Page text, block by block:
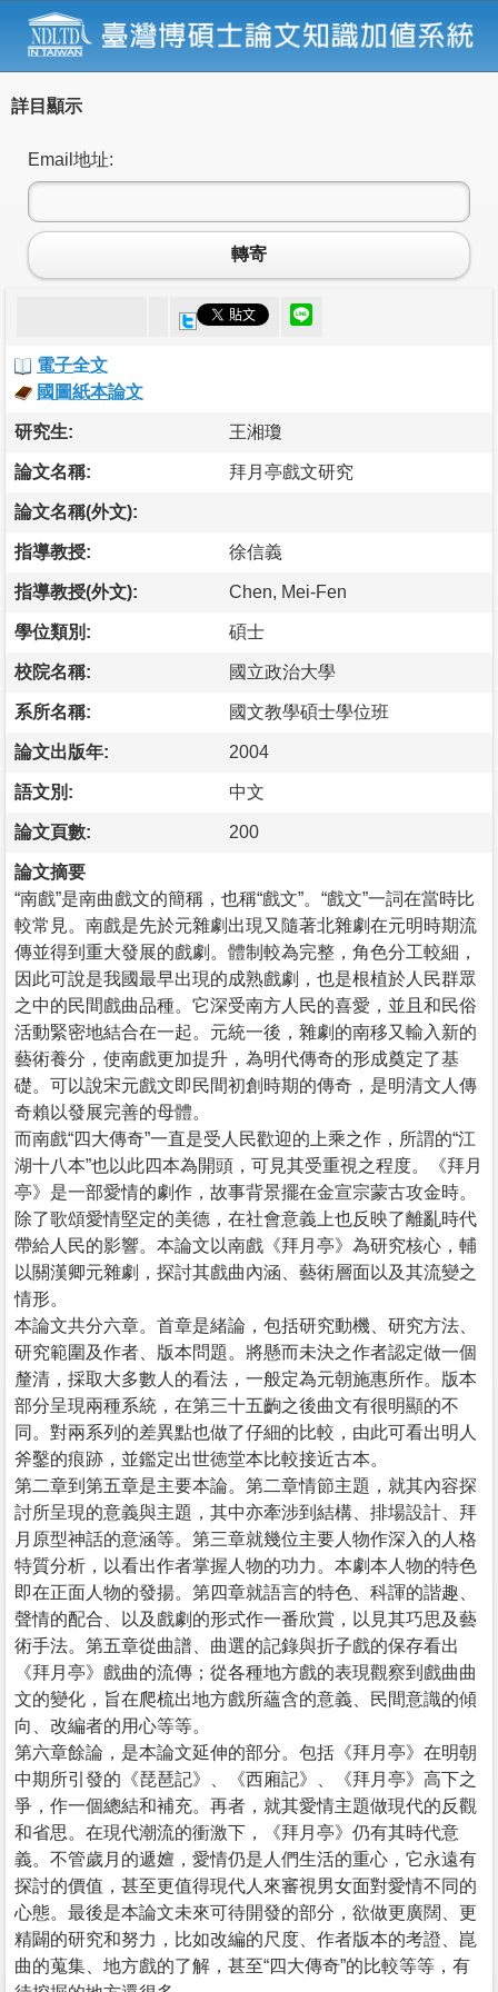
詳目顯示
Email地址:
轉寄
電子全文
國圖紙本論文
研究生: 王湘瓊
論文名稱: 拜月亭戲文研究
論文名稱(外文):
指導教授: 徐信義
指導教授(外文): Chen, Mei-Fen
學位類別: 碩士
校院名稱: 國立政治大學
系所名稱: 國文教學碩士學位班
論文出版年: 2004
語文別: 中文
論文頁數: 200
論文摘要
“南戲”是南曲戲文的簡稱，也稱“戲文”。“戲文”一詞在當時比
較常見。南戲是先於元雜劇出現又隨著北雜劇在元明時期流
傳並得到重大發展的戲劇。體制較為完整，角色分工較細，
因此可說是我國最早出現的成熟戲劇，也是根植於人民群眾
之中的民間戲曲品種。它深受南方人民的喜愛，並且和民俗
活動緊密地結合在一起。元統一後，雜劇的南移又輸入新的
藝術養分，使南戲更加提升，為明代傳奇的形成奠定了基
礎。可以說宋元戲文即民間初創時期的傳奇，是明清文人傳
奇賴以發展完善的母體。
而南戲“四大傳奇”一直是受人民歡迎的上乘之作，所謂的“江
湖十八本”也以此四本為開頭，可見其受重視之程度。《拜月
亭》是一部愛情的劇作，故事背景擺在金宣宗蒙古攻金時。
除了歌頌愛情堅定的美德，在社會意義上也反映了離亂時代
帶給人民的影響。本論文以南戲《拜月亭》為研究核心，輔
以關漢卿元雜劇，探討其戲曲內涵、藝術層面以及其流變之
情形。
本論文共分六章。首章是緒論，包括研究動機、研究方法、
研究範圍及作者、版本問題。將懸而未決之作者認定做一個
釐清，採取大多數人的看法，一般定為元朝施惠所作。版本
部分呈現兩種系統，在第三十五齣之後曲文有很明顯的不
同。對兩系列的差異點也做了仔細的比較，由此可看出明人
斧鑿的痕跡，並鑑定出世徳堂本比較接近古本。
第二章到第五章是主要本論。第二章情節主題，就其內容探
討所呈現的意義與主題，其中亦牽涉到結構、排場設計、拜
月原型神話的意涵等。第三章就幾位主要人物作深入的人格
特質分析，以看出作者掌握人物的功力。本劇本人物的特色
即在正面人物的發揚。第四章就語言的特色、科諢的諧趣、
聲情的配合、以及戲劇的形式作一番欣賞，以見其巧思及藝
術手法。第五章從曲譜、曲選的記錄與折子戲的保存看出
《拜月亭》戲曲的流傳；從各種地方戲的表現觀察到戲曲曲
文的變化，旨在爬梳出地方戲所蘊含的意義、民間意識的傾
向、改編者的用心等等。
第六章餘論，是本論文延伸的部分。包括《拜月亭》在明朝
中期所引發的《琵琶記》、《西廂記》、《拜月亭》高下之
爭，作一個總結和補充。再者，就其愛情主題做現代的反觀
和省思。在現代潮流的衝激下，《拜月亭》仍有其時代意
義。不管歲月的遞嬗，愛情仍是人們生活的重心，它永遠有
探討的價值，甚至更值得現代人來審視男女面對愛情不同的
心態。最後是本論文未來可待開發的部分，欲做更廣闊、更
精闢的研究和努力，比如改編的尺度、作者版本的考證、崑
曲的蒐集、地方戲的了解，甚至“四大傳奇”的比較等等，有